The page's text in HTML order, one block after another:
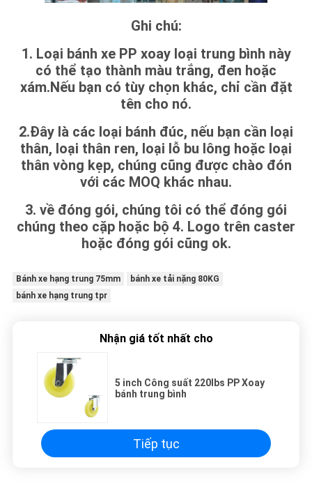
Ghi chú:
1. Loại bánh xe PP xoay loại trung bình này
có thể tạo thành màu trắng, đen hoặc
xám.Nếu bạn có tùy chọn khác, chỉ cần đặt
tên cho nó.
2.Đây là các loại bánh đúc, nếu bạn cần loại
thân, loại thân ren, loại lỗ bu lông hoặc loại
thân vòng kẹp, chúng cũng được chào đón
với các MOQ khác nhau.
3. về đóng gói, chúng tôi có thể đóng gói
chúng theo cặp hoặc bộ 4. Logo trên caster
hoặc đóng gói cũng ok.
Bánh xe hạng trung 75mm
bánh xe tải nặng 80KG
bánh xe hạng trung tpr
Nhận giá tốt nhất cho
5 inch Công suất 220lbs PP Xoay
bánh trung bình
Tiếp tục